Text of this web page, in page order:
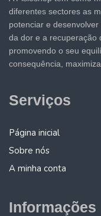
diferentes sectores as
potenciar e
da dor e a recuperação
promovendo o seu
consequência,
Serviços
Página inicial
Sobre nós
A minha conta
Informações